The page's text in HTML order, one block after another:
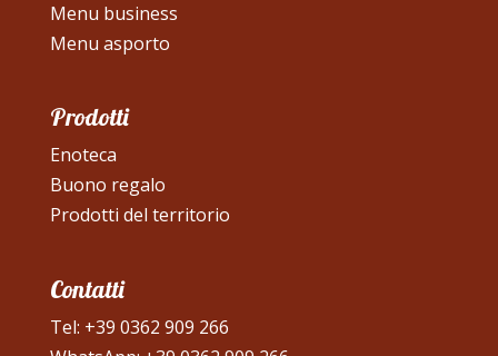
Menu business
Menu asporto
Prodotti
Enoteca
Buono regalo
Prodotti del territorio
Contatti
Tel: +39 0362 909 266